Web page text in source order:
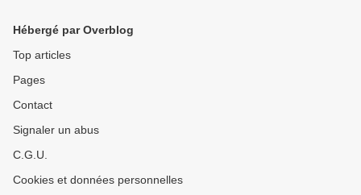
Hébergé par Overblog
Top articles
Pages
Contact
Signaler un abus
C.G.U.
Cookies et données personnelles